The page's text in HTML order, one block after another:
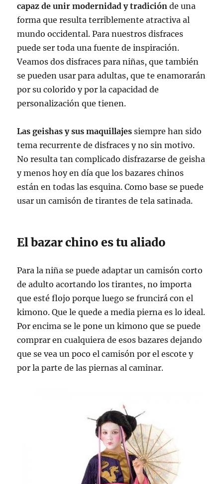
capaz de unir modernidad y tradición de una
forma que resulta terriblemente atractiva al
mundo occidental. Para nuestros disfraces
puede ser toda una fuente de inspiración.
Veamos dos disfraces para niñas, que también
se pueden usar para adultas, que te enamorarán
por su colorido y por la capacidad de
personalización que tienen.
Las geishas y sus maquillajes siempre han sido
tema recurrente de disfraces y no sin motivo.
No resulta tan complicado disfrazarse de geisha
y menos hoy en día que los bazares chinos
están en todas las esquina. Como base se puede
usar un camisón de tirantes de tela satinada.
El bazar chino es tu aliado
Para la niña se puede adaptar un camisón corto
de adulto acortando los tirantes, no importa
que esté flojo porque luego se fruncirá con el
kimono. Que le quede a media pierna es lo ideal.
Por encima se le pone un kimono que se puede
comprar en cualquiera de esos bazares dejando
que se vea un poco el camisón por el escote y
por la parte de las piernas al caminar.